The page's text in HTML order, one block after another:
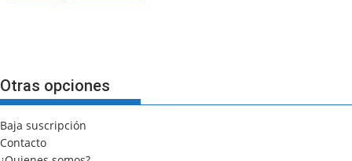
Otras opciones
Baja suscripción
Contacto